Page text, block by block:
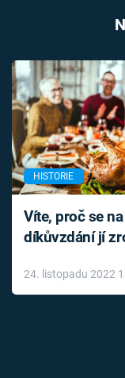
HISTORIE
Víte, proč se na
díkůvzdání jí
24. listopadu 2022